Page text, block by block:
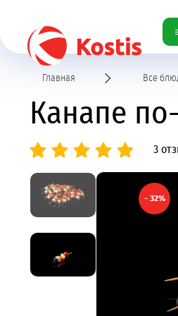
Главная Все
Канапе
3
- 32%